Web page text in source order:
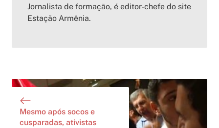
Jornalista de formação, é editor-chefe do site
Estação Armênia.
Mesmo após socos e
cusparadas, ativistas